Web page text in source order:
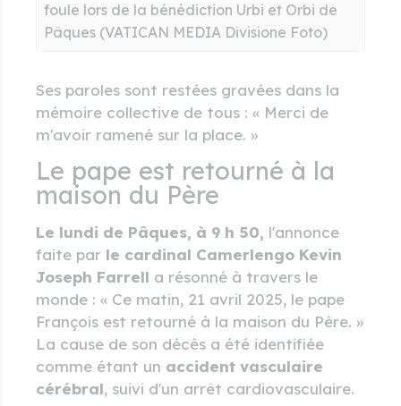
foule lors de la bénédiction Urbi et Orbi de
Pâques (VATICAN MEDIA Divisione Foto)
Ses paroles sont restées gravées dans la
mémoire collective de tous : « Merci de
m'avoir ramené sur la place. »
Le pape est retourné à la
maison du Père
Le lundi de Pâques, à 9 h 50, l'annonce
faite par le cardinal Camerlengo Kevin
Joseph Farrell a résonné à travers le
monde : « Ce matin, 21 avril 2025, le pape
François est retourné à la maison du Père. »
La cause de son décès a été identifiée
comme étant un accident vasculaire
cérébral, suivi d'un arrêt cardiovasculaire.